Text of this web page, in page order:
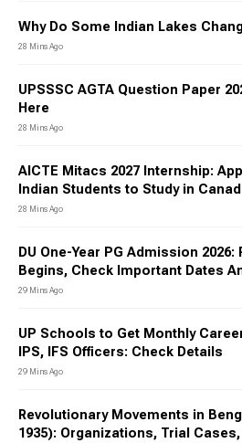
Why Do Some Indian Lakes
28 Mins Ago
UPSSSC AGTA Question Paper
Here
28 Mins Ago
AICTE Mitacs 2027 Internship:
Indian Students to Study in
28 Mins Ago
DU One-Year PG Admission
Begins, Check Important Dates
29 Mins Ago
UP Schools to Get Monthly
IPS, IFS Officers: Check Details
29 Mins Ago
Revolutionary Movements in
1935): Organizations, Trial